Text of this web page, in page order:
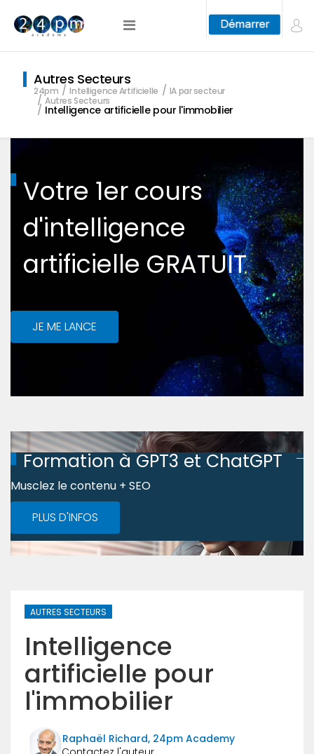
Autres Secteurs
24pm Intelligence Artificielle
IA par secteur
Autres Secteurs
Intelligence artificielle pour l'immobilier
Votre 1er cours
d'intelligence
artificielle GRATUIT
JE ME LANCE
Formation à GPT3 et ChatGPT
Musclez le contenu + SEO
PLUS D'INFOS
AUTRES SECTEURS
Intelligence
artificielle pour
l'immobilier
Raphaël Richard, 24pm Academy